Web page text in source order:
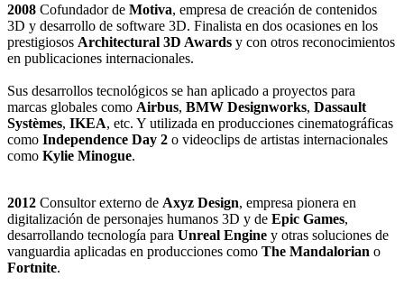
2008 Cofundador de Motiva, empresa de creación de contenidos
3D y desarrollo de software 3D. Finalista en dos ocasiones en los
prestigiosos Architectural 3D Awards y con otros reconocimientos
en publicaciones internacionales.
Sus desarrollos tecnológicos se han aplicado a proyectos para
marcas globales como Airbus, BMW Designworks, Dassault
Systèmes, IKEA, etc. Y utilizada en producciones cinematográficas
como Independence Day 2 o videoclips de artistas internacionales
como Kylie Minogue.
2012 Consultor externo de Axyz Design, empresa pionera en
digitalización de personajes humanos 3D y de Epic Games,
desarrollando tecnología para Unreal Engine y otras soluciones de
vanguardia aplicadas en producciones como The Mandalorian o
Fortnite.